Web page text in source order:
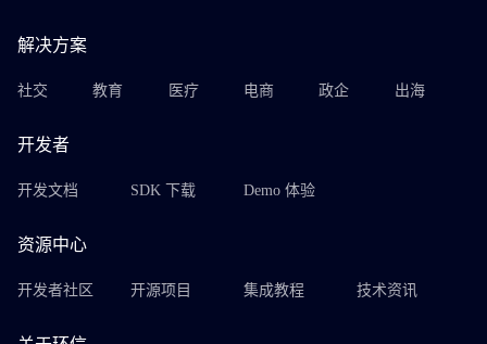
解决方案
社交 教育 医疗 电商 政企 出海
开发者
开发文档 SDK 下载 Demo 体验
资源中心
开发者社区 开源项目 集成教程 技术资讯